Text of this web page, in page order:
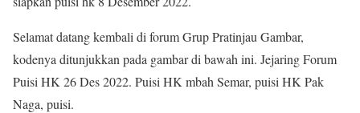
Selamat datang kembali di forum Grup Pratinjau Gambar,
kodenya ditunjukkan pada gambar di bawah ini. Jejaring Forum
Puisi HK 26 Des 2022. Puisi HK mbah Semar, puisi HK Pak
Naga, puisi.